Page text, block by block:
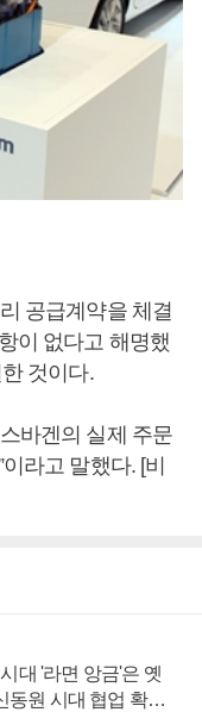
공급계약을 체결
이 없다고 해명했
것이다.
바겐의 실제 주문
라고 말했다. [비
대 '라면 앙금'은 옛
동원 시대 협업 확대